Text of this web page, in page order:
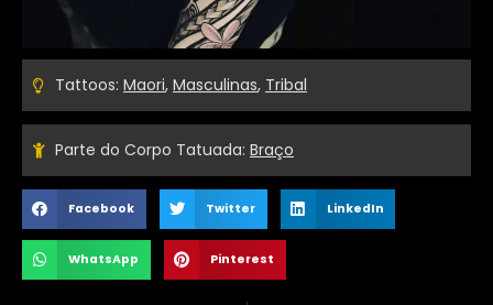
Tattoos: Maori, Masculinas, Tribal
Parte do Corpo Tatuada: Braço
Facebook Twitter LinkedIn
WhatsApp Pinterest